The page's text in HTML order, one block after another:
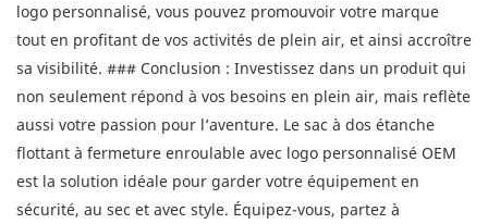
logo personnalisé, vous pouvez promouvoir votre marque
tout en profitant de vos activités de plein air, et ainsi accroître
sa visibilité. ### Conclusion : Investissez dans un produit qui
non seulement répond à vos besoins en plein air, mais reflète
aussi votre passion pour l’aventure. Le sac à dos étanche
flottant à fermeture enroulable avec logo personnalisé OEM
est la solution idéale pour garder votre équipement en
sécurité, au sec et avec style. Équipez-vous, partez à